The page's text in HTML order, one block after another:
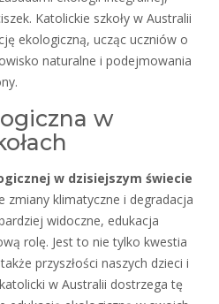
Katolickie szkoły w Australii
ekologiczną, ucząc uczniów o
naturalne i podejmowania
w
w dzisiejszym świecie
zmiany klimatyczne i degradacja
widoczne, edukacja
rolę. Jest to nie tylko kwestia
przyszłości naszych dzieci i
w Australii dostrzega tę